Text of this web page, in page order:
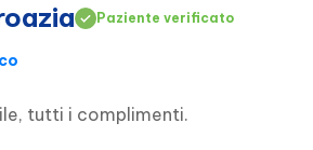
Paziente verificato
tutti i complimenti.